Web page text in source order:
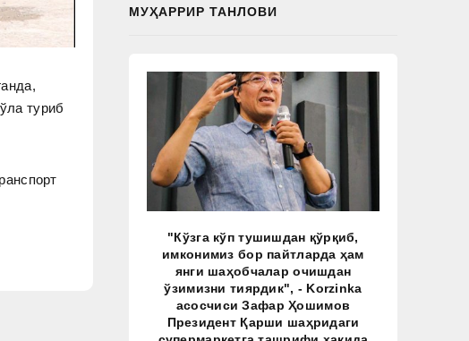
туриб
МУҲАРРИР ТАНЛОВИ
"Кўзга кўп тушишдан қўрқиб,
имконимиз бор пайтларда ҳам
янги шаҳобчалар очишдан
ўзимизни тиярдик", - Korzinka
асосчиси Зафар Ҳошимов
Президент Қарши шаҳридаги